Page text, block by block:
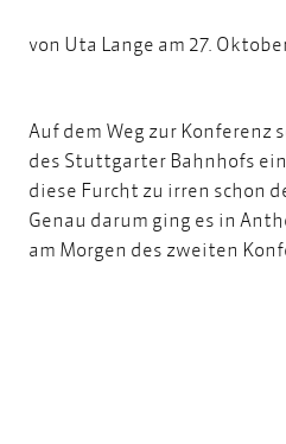
von Uta Lange am 27.
Auf dem Weg zur Konferenz
des Stuttgarter Bahnhofs
diese Furcht zu irren schon
Genau darum ging es in
am Morgen des zweiten